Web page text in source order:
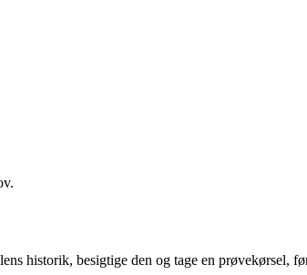
historik, besigtige den og tage en prøvekørsel,